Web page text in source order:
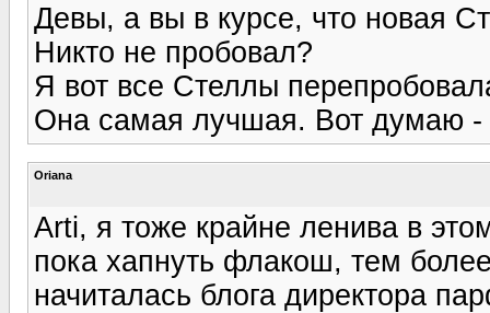
Девы, а вы в курсе, что новая
Никто не пробовал?
Я вот все Стеллы
Она самая лучшая. Вот думаю -
Oriana
Arti, я тоже крайне ленива в
пока хапнуть флакош, тем
начиталась блога директора